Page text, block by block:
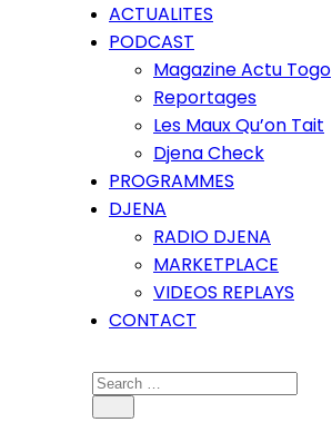
ACTUALITES
PODCAST
Magazine Actu Togo
Reportages
Les Maux Qu’on Tait
Djena Check
PROGRAMMES
DJENA
RADIO DJENA
MARKETPLACE
VIDEOS REPLAYS
CONTACT